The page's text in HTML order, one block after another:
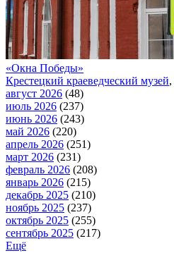
«Окна Победы»
Крестецкий краеведческий музей,
август 2026 (48)
июль 2026 (237)
июнь 2026 (243)
май 2026 (220)
апрель 2026 (251)
март 2026 (231)
февраль 2026 (208)
январь 2026 (215)
декабрь 2025 (210)
ноябрь 2025 (237)
октябрь 2025 (255)
сентябрь 2025 (217)
Ещё